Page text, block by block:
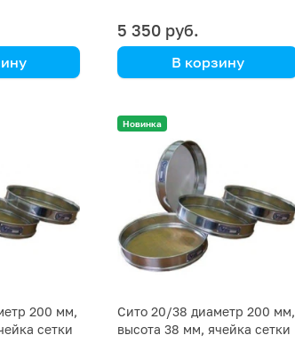
5 350 руб.
В корзину
200 мм,
сетки
Новинка
Сито 20/38 диаметр 200 мм,
высота 38 мм, ячейка сетки